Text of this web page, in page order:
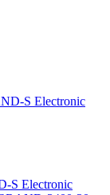
S Electronic